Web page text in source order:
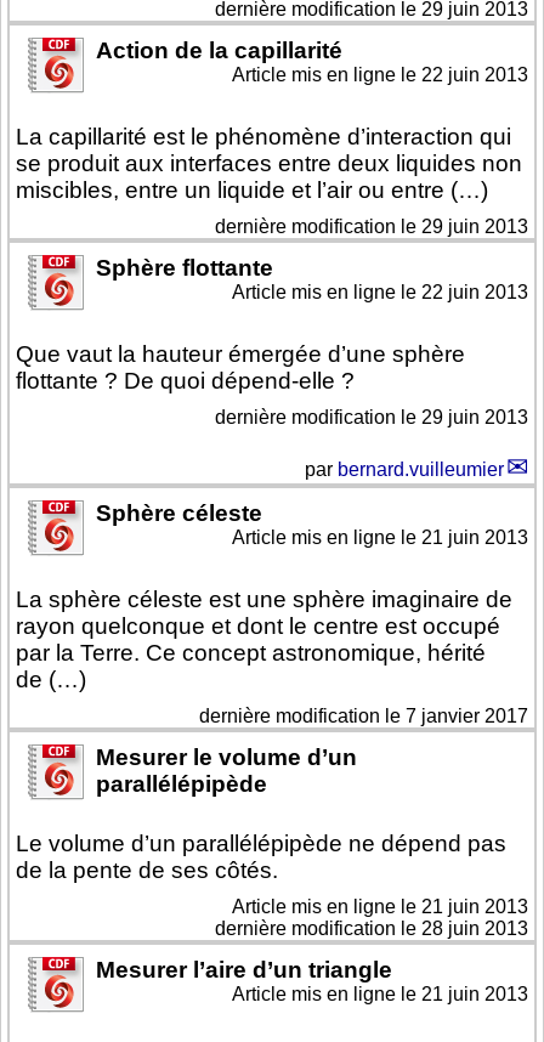
dernière modification le 29 juin 2013
Action de la capillarité
La capillarité est le phénomène d’interaction qui
se produit aux interfaces entre deux liquides non
miscibles, entre un liquide et l’air ou entre (…)
Article mis en ligne le 22 juin 2013
dernière modification le 29 juin 2013
Sphère flottante
Que vaut la hauteur émergée d’une sphère
flottante ? De quoi dépend-elle ?
Article mis en ligne le 22 juin 2013
dernière modification le 29 juin 2013
par bernard.vuilleumier
Sphère céleste
La sphère céleste est une sphère imaginaire de
rayon quelconque et dont le centre est occupé
par la Terre. Ce concept astronomique, hérité
de (…)
Article mis en ligne le 21 juin 2013
dernière modification le 7 janvier 2017
Mesurer le volume d’un
parallélépipède
Le volume d’un parallélépipède ne dépend pas
de la pente de ses côtés.
Article mis en ligne le 21 juin 2013
dernière modification le 28 juin 2013
Mesurer l’aire d’un triangle
Article mis en ligne le 21 juin 2013